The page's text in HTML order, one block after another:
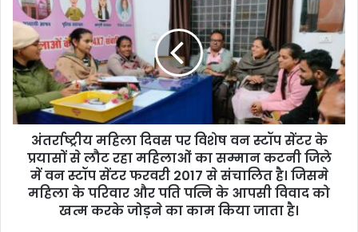
E
m
a
i
l
a
d
अंतर्राष्ट्रीय महिला दिवस पर विशेष वन स्टॉप सेंटर के
प्रयासों से लौट रहा महिलाओं का सम्मान कटनी जिले
में वन स्टॉप सेंटर फरवरी 2017 से संचालित है। जिसमे
महिला के परिवार और पति पत्नि के आपसी विवाद को
खत्म करके जोड़ने का काम किया जाता है।